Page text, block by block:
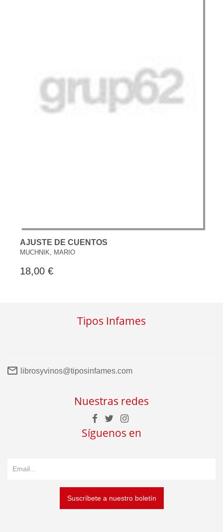
AJUSTE DE CUENTOS
MUCHNIK, MARIO
18,00 €
Tipos Infames
librosyvinos@tiposinfames.com
Nuestras redes
Síguenos en
Suscríbete a nuestro boletín